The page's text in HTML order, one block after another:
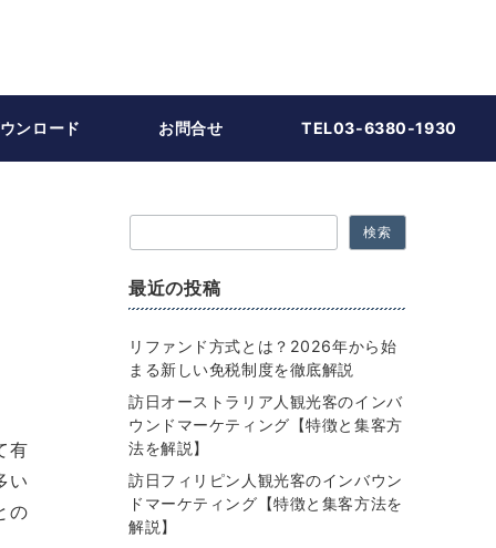
ンロード お問合せ TEL03-6380-1930
有
い
の
検索
最近の投稿
リファンド方式とは？2026年から始
まる新しい免税制度を徹底解説
訪日オーストラリア人観光客のインバ
ウンドマーケティング【特徴と集客方
法を解説】
訪日フィリピン人観光客のインバウン
ドマーケティング【特徴と集客方法を
解説】